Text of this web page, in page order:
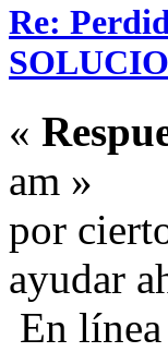
Re:
«
am »
por
ayudar
En línea